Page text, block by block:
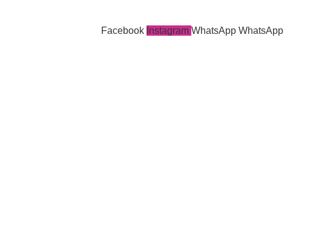
Facebook Instagram WhatsApp WhatsApp